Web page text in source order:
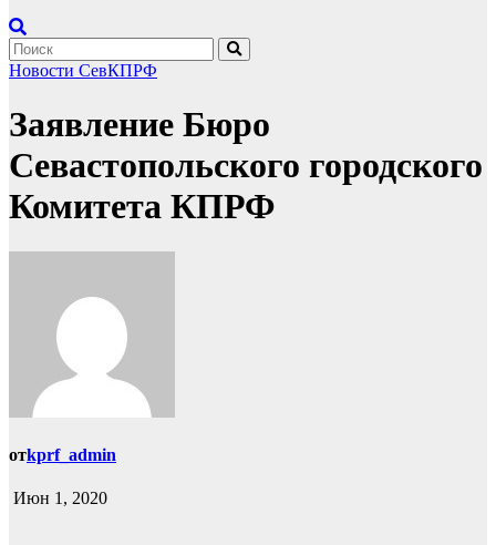
Новости СевКПРФ
Заявление Бюро
Севастопольского городского
Комитета КПРФ
отkprf_admin
Июн 1, 2020